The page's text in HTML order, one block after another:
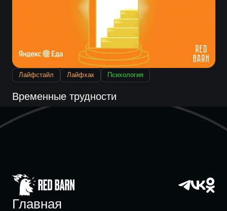
Лайфстайл Лайфхак Психология
Временные трудности
Главная